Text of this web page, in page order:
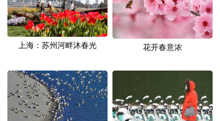
四川 贵州 云南 西藏
陕西 甘肃 青海 宁夏
新疆 内蒙古 黑龙江
多语种频道
English Español Français عربى
上海：苏州河畔沐春光 花开春意浓